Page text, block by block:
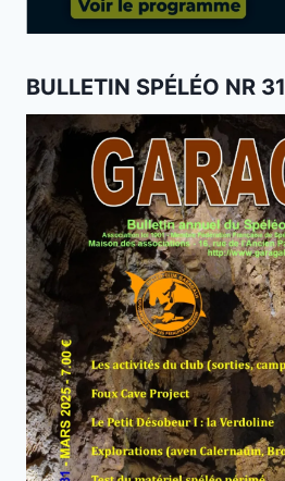
BULLETIN SPÉLÉO NR 31